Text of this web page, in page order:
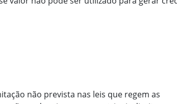
não prevista nas leis que regem as